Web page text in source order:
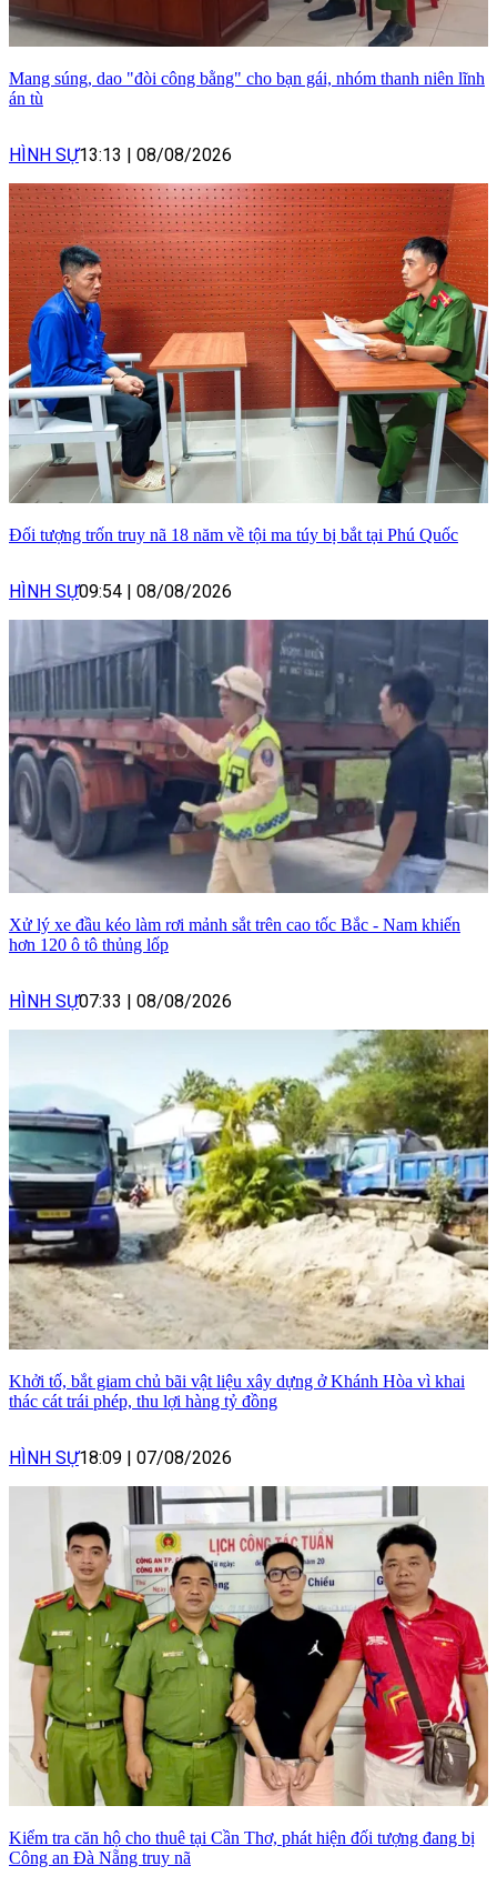
Mang súng, dao "đòi công bằng" cho bạn gái, nhóm thanh niên lĩnh
án tù
HÌNH SỰ13:13 08/08/2026
Đối tượng trốn truy nã 18 năm về tội ma túy bị bắt tại Phú Quốc
HÌNH SỰ09:54 08/08/2026
Xử lý xe đầu kéo làm rơi mảnh sắt trên cao tốc Bắc - Nam khiến
hơn 120 ô tô thủng lốp
HÌNH SỰ07:33 | 08/08/2026
Khởi tố, bắt giam chủ bãi vật liệu xây dựng ở Khánh Hòa vì khai
thác cát trái phép, thu lợi hàng tỷ đồng
HÌNH SỰ18:09 | 07/08/2026
Kiểm tra căn hộ cho thuê tại Cần Thơ, phát hiện đối tượng đang bị
Công an Đà Nẵng truy nã